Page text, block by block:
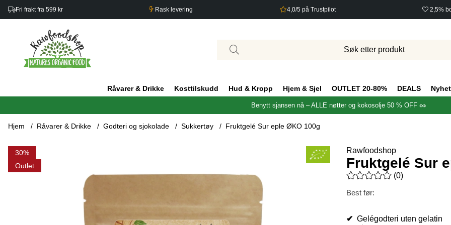
Fri frakt fra 599 kr Rask levering 4,0/5 på Trustpilot 2,5%
Råvarer & Drikke Kosttilskudd Hud & Kropp Hjem & Sjel OUTLET 20-80% DEALS
Benytt sjansen nå – ALLE nøtter og kokosolje 50 % OFF 🥜
Hjem Råvarer & Drikke Godteri og sjokolade Sukkertøy Fruktgelé Sur eple ØKO 100g
30
Outlet
Produktbilder Fruktgelé Sur eple ØKO 100g Rawfoodshop
Fruktgelé Sur
Gjennomsnittlig rangering 0
(0)
Best før:
✔ Gelégodteri uten gelatin